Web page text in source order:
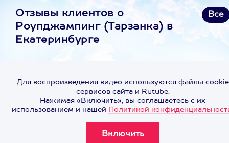
Отзывы клиентов о
Роупджампинг (Тарзанка) в
Екатеринбурге
Все
Для воспроизведения видео используются файлы cookie
сервисов сайта и Rutube.
Нажимая «Включить», вы соглашаетесь с их
использованием и нашей Политикой